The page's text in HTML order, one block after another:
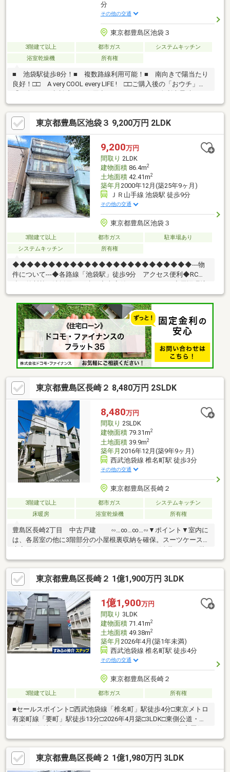
分
その他の交通
東京都豊島区池袋３
3階建て以上 都市ガス
システムキッチン
浴室乾燥機
所有権
■ 池袋駅徒歩8分！■ 複数路線利用可能！■ 南向きで陽当たり
良好！□□ A very COOL every LIFE ! □□ご購入後の「おウチ」と
スクヘッジ、借換え相談、繰上返済のタイミング、各種保険の見
直し・・・etc・おウチの設備保証や定期点検、駆け付けサービ
ス・・・etcまずはお気軽に現地をご覧下さいませ。物件の詳細に
ついて、ご見学希望のお客様は下記番号までお気軽にご連絡下さ
い。お問い合わせ専用フリーダイヤル ：０１２０－５１０ー００
東京都豊島区池袋３ 9,200万円 2LDK
9,200万円
間取り 2LDK
建物面積86.4m2
土地面積42.41m2
築年月 2000年12月(築25年9ヶ月)
ＪＲ山手線 池袋駅 徒歩9分
その他の交通
東京都豊島区池袋３
3階建て以上 都市ガス
駐車場あり
システムキッチン
所有権
◆◆◆◆◆◆◆◆◆◆◆◆◆◆◆◆◆◆◆◆◆◆◆◆◆---物
件について---◆各路線「池袋駅」徒歩9分 アクセス便利◆RC
良好---こちらの物件でアドキャストが出来る事---◆提携銀行のご
利用が可能（金利0.595％～）◆物件調査報告書の作成が可能です
◆ライフプランシミュレーション(※LP)の実施が可能です (※LPと
は、住宅購入後の資金シミュレーションで
す)◆◆◆◆◆◆◆◆◆◆◆◆◆◆◆◆◆◆◆◆◆◆◆◆◆
東京都豊島区長崎２ 8,480万円 2SLDK
8,480万円
間取り 2SLDK
建物面積79.31m2
土地面積39.9m2
築年月 2016年12月(築9年9ヶ月)
西武池袋線 椎名町駅 徒歩3分
その他の交通
東京都豊島区長崎２
3階建て以上 都市ガス
システムキッチン
床暖房
浴室乾燥機 所有権
豊島区長崎2丁目 中古戸建 ∽…∞…∞…∽▼ポイント▼室内に
は、各居室の他に3階部分の小屋根裏収納を確保。スーツケースや
車場も確保できているため、お車をご所有のかた、もし、ない場
合は駐輪場や物置場、プールを出したりして遊ぶ事もできます。
▼リフォーム履歴▼LDKフローリング上張り、ウォシュレット便
座交換、2階階段部分ロールカーテン交換(2か所)、ドア(建具）ダ
イノックシート貼替、水回り(バス、キッチン、洗面化粧台、トイ
レ)、窓クリーニング 2026年3月全居室壁天井クロス貼替、洗面
所クロスコーティング 2026年2月
東京都豊島区長崎２ 1億1,900万円 3LDK
1億1,900万円
間取り 3LDK
建物面積71.41m2
土地面積49.38m2
築年月 2026年4月(築1年未満)
西武池袋線 椎名町駅 徒歩4分
その他の交通
東京都豊島区長崎２
3階建て以上 都市ガス 所有権
■セールスポイント□西武池袋線「椎名町」駅徒歩4分□東京メトロ
有楽町線「要町」駅徒歩13分□2026年4月築□3LDK□東側公道・南
居専用地域 建ぺい率80％ 容積率200％※建蔽率（80％）：角地
の為10％緩和・準防火地域の耐火建築物の為10％緩和
東京都豊島区長崎２ 1億1,980万円 3LDK